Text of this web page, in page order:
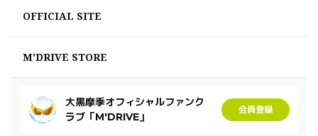
OFFICIAL SITE
M'DRIVE STORE
大黒摩季オフィシャルファンク
ラブ「M'DRIVE」
会員登録